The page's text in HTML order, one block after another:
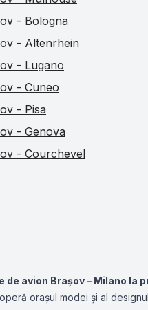
- Bologna
- Altenrhein
- Lugano
- Cuneo
- Pisa
- Genova
- Courchevel
de avion Brașov – Milano la
orașul modei și al